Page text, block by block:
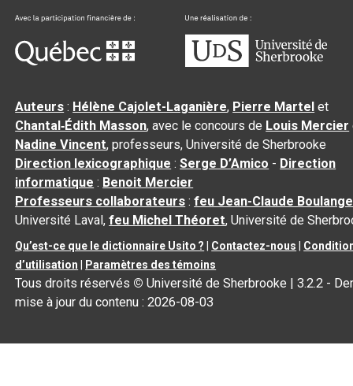
Auteurs : Hélène Cajolet-Laganière, Pierre Martel et
Chantal‑Édith Masson, avec le concours de Louis Mercier
Nadine Vincent, professeurs, Université de Sherbrooke
Direction lexicographique :Serge D’Amico - Direction
informatique : Benoit Mercier
Professeurs collaborateurs :feu Jean-Claude
Université Laval,feu Michel Théoret, Université de
Qu’est-ce que le dictionnaire Usito ? Contactez-nous
d’utilisation
Paramètres des témoins
Tous droits réservés © Université de Sherbrooke |3.2.2 -
mise à jour du contenu :2026-08-03